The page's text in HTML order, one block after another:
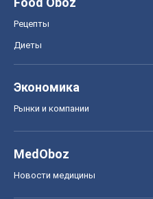
Рецепты
Диеты
Экономика
Рынки и компании
MedOboz
Новости медицины